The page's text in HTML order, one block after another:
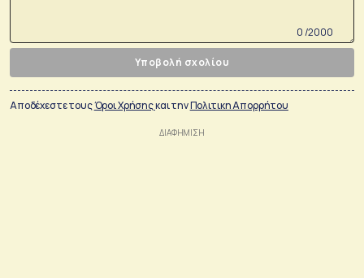
0 /2000
Υποβολή σχολίου
Αποδέχεστε τουςΌροι Χρήσηςκαι τηνΠολιτικη Απορρήτου